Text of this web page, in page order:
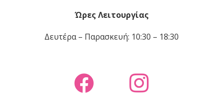
Ώρες Λειτουργίας
Δευτέρα – Παρασκευή: 10:30 – 18:30